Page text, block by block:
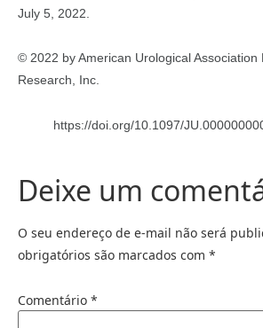
July 5, 2022.
© 2022 by American Urological Association
Research, Inc.
https://doi.org/10.1097/
Deixe um
O seu endereço de e-mail não será
obrigatórios são marcados com *
Comentário *